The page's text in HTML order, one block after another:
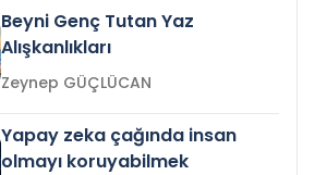
Beyni Genç Tutan Yaz
Alışkanlıkları
Zeynep GÜÇLÜCAN
Yapay zeka çağında insan
olmayı koruyabilmek